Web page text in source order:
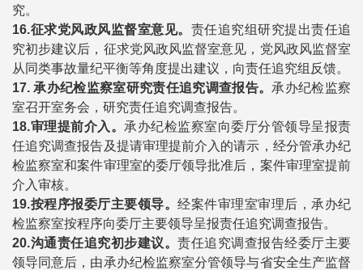
究。
16.征求党风政风监督室意见。 责任追究组研究提出责任追
究初步建议后，征求党风政风监督室意见，党风政风监督室
从同类事故量纪平衡等角度提出建议，向责任追究组反馈。
17. 承办纪检监察室研究责任追究调查报告。 承办纪检监察
室召开室务会，研究责任追究调查报告。
18.审理提前介入。 承办纪检监察室向委厅分管领导呈报责
任追究调查报告及提请审理提前介入的请示，经分管承办纪
检监察室和案件审理室的委厅领导批准后，案件审理室提前
介入审核。
19.按程序报委厅主要领导。 经案件审理室审理后，承办纪
检监察室按程序向委厅主要领导呈报责任追究调查报告。
20.沟通责任追究初步建议。 责任追究调查报告经委厅主要
领导同意后，由承办纪检监察室分管领导与省安全生产监督